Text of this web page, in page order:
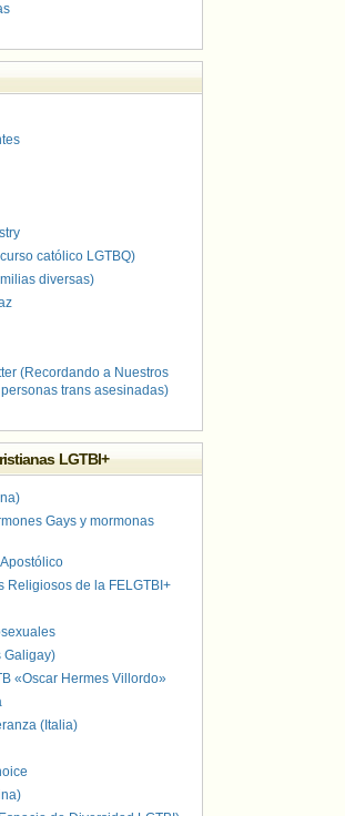
católico LGTBQ)
diversas)
(Recordando a Nuestros
trans asesinadas)
LGTBI+
Gays y mormonas
Religiosos de la FELGTBI+
Galigay)
«Oscar Hermes Villordo»
(Italia)